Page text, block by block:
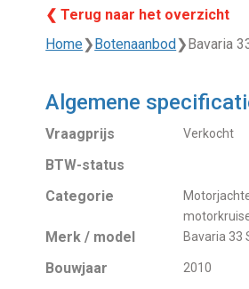
❮ Terug naar het overzicht
Home❯Botenaanbod❯Bavaria
Algemene
Vraagprijs Verkocht
BTW-status
Categorie
Merk / model Bavaria 33
Bouwjaar 2010